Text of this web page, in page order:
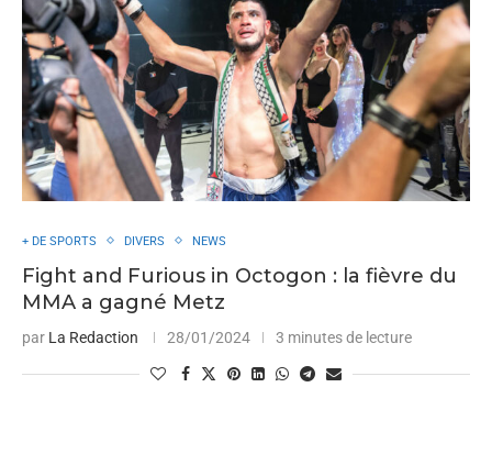
+ DE SPORTS DIVERS NEWS
Fight and Furious in Octogon : la fièvre du
MMA a gagné Metz
par La Redaction 28/01/2024 3 minutes de lecture